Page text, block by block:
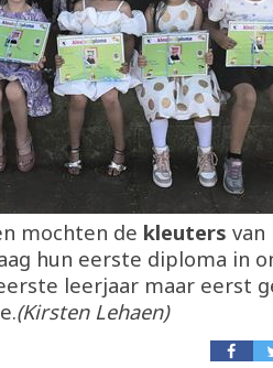
mochten de kleuters van
hun eerste diploma in
leerjaar maar eerst
(Kirsten Lehaen)